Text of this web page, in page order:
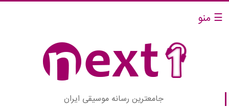
☰ منو
جامعترین رسانه موسیقی ایران